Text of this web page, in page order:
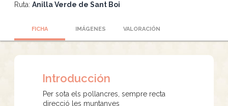
Ruta: Anilla Verde de Sant Boi
FICHA IMÁGENES VALORACIÓN
Introducción
Per sota els pollancres, sempre recta
direcció les muntanyes